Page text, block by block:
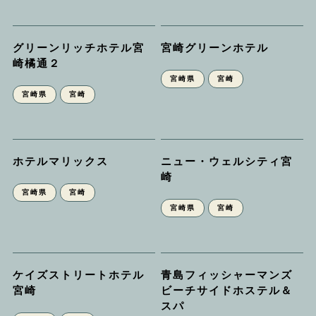
グリーンリッチホテル宮
崎橘通２
宮崎県 宮崎
宮崎グリーンホテル
宮崎県 宮崎
ホテルマリックス
宮崎県 宮崎
ニュー・ウェルシティ宮
崎
宮崎県 宮崎
ケイズストリートホテル
宮崎
青島フィッシャーマンズ
ビーチサイドホステル＆
スパ